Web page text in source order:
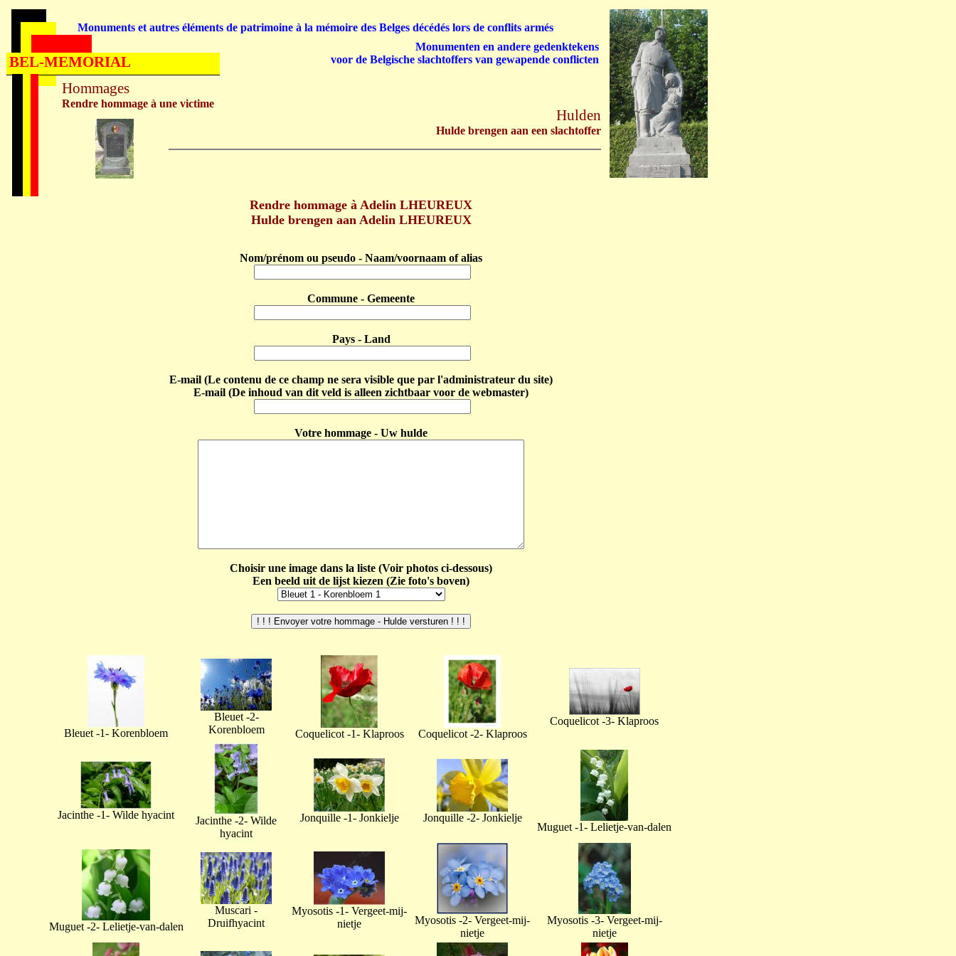
Rendre hommage à Adelin LHEUREUX
Hulde brengen aan Adelin LHEUREUX
Nom/prénom ou pseudo - Naam/voornaam of alias
Commune - Gemeente
Pays - Land
E-mail (Le contenu de ce champ ne sera visible que par l'administrateur du site)
E-mail (De inhoud van dit veld is alleen zichtbaar voor de webmaster)
Votre hommage - Uw hulde
Choisir une image dans la liste (Voir photos ci-dessous)
Een beeld uit de lijst kiezen (Zie foto's boven)
Bleuet -1- Korenbloem
Bleuet -2-
Korenbloem
Coquelicot -1- Klaproos Coquelicot -2- Klaproos
Coquelicot -3- Klaproos
Jacinthe -1- Wilde hyacint
Jacinthe -2- Wilde
hyacint
Jonquille -1- Jonkielje Jonquille -2- Jonkielje
Muguet -1- Lelietje-van-dalen
Muguet -2- Lelietje-van-dalen
Muscari -
Druifhyacint
Myosotis -1- Vergeet-mij-
nietje
Myosotis -2- Vergeet-mij-
nietje
Myosotis -3- Vergeet-mij-
nietje
Hommages
Rendre hommage à une victime
Hulden
Hulde brengen aan een slachtoffer
Monuments et autres éléments de patrimoine à la mémoire des Belges décédés lors de conflits armés
Monumenten en andere gedenktekens
voor de Belgische slachtoffers van gewapende conflicten
BEL-MEMORIAL